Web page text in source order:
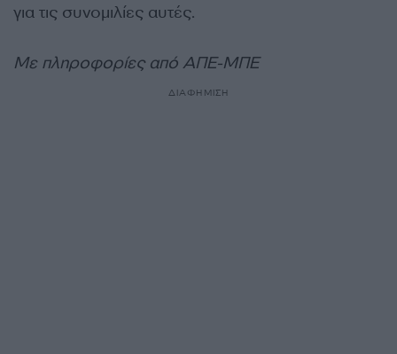
για τις συνομιλίες αυτές.
Με πληροφορίες από ΑΠΕ-ΜΠΕ
ΔΙΑΦΗΜΙΣΗ